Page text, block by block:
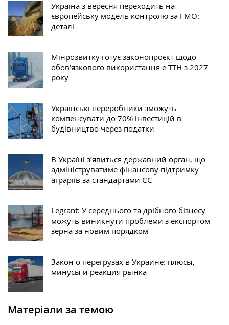
Україна з вересня переходить на
європейську модель контролю за ГМО:
деталі
Мінрозвитку готує законопроєкт щодо
обов’язкового використання е-ТТН з 2027
року
Українські переробники зможуть
компенсувати до 70% інвестицій в
будівництво через податки
В Україні з’явиться державний орган, що
адмініструватиме фінансову підтримку
аграріїв за стандартами ЄС
Legrant: У середнього та дрібного бізнесу
можуть виникнути проблеми з експортом
зерна за новим порядком
Закон о перегрузах в Украине: плюсы,
минусы и реакция рынка
Матеріали за темою